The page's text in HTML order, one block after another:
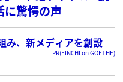
に驚愕の声
み、新メディアを創設
PR(FINCHI on GOETHE)